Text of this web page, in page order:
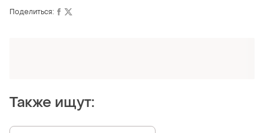
Поделиться:
Также ищут: